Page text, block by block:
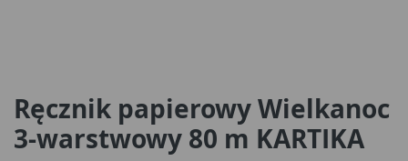
Ręcznik papierowy Wielkanoc
3-warstwowy 80 m KARTIKA